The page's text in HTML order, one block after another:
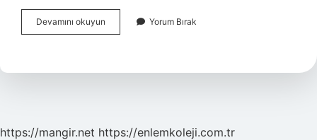
Devamını okuyun
Nedir
Yorum Bırak
https://mangir.net https://enlemkoleji.com.tr